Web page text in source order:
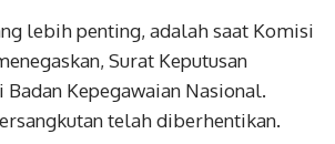
lebih penting, adalah saat Komisi
Surat Keputusan
Kepegawaian Nasional.
telah diberhentikan.